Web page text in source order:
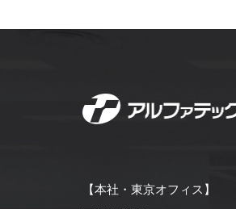
【本社・東京オフィス】